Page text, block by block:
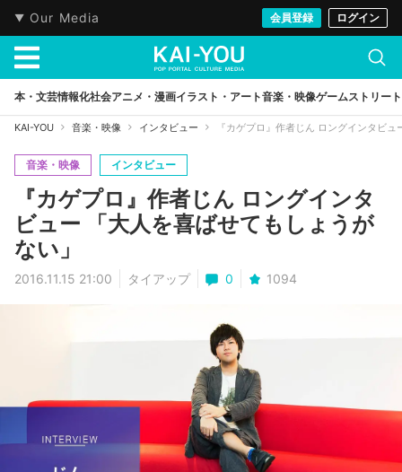
Our Media 会員登録 ログイン
本・文芸情報化社会アニメ・漫画イラスト・アート音楽・映像ゲームストリート
KAI-YOU 音楽・映像 インタビュー 『カゲプロ』作者じん ロングインタビ
音楽・映像 インタビュー
『カゲプロ』作者じん ロングインタ
ビュー 「大人を喜ばせてもしょうが
ない」
2016.11.15 21:00 タイアップ 0 1094